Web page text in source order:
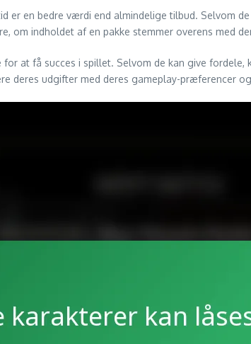
er en bedre værdi end almindelige tilbud. Selvom
om indholdet af en pakke stemmer overens med
for at få succes i spillet. Selvom de kan give
deres udgifter med deres gameplay-præferencer